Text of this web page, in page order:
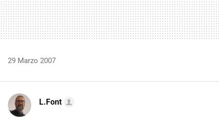
29 Marzo 2007
L.Font